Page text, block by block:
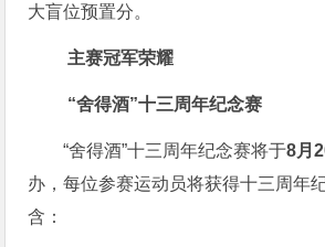
大盲位预置分。
主赛冠军荣耀
“舍得酒”十三周年纪念赛
“舍得酒”十三周年纪念赛将于8月
办，每位参赛运动员将获得十三周年
含：